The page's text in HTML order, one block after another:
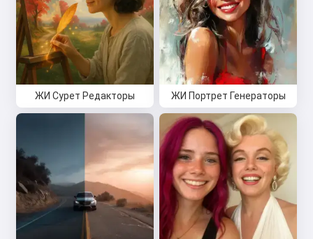
ЖИ Сурет Редакторы ЖИ Портрет Генераторы